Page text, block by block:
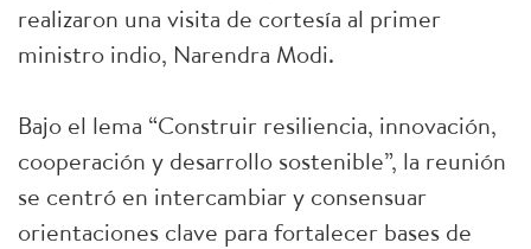
realizaron una visita de cortesía al primer
ministro indio, Narendra Modi.
Bajo el lema “Construir resiliencia, innovación,
cooperación y desarrollo sostenible”, la reunión
se centró en intercambiar y consensuar
orientaciones clave para fortalecer bases de